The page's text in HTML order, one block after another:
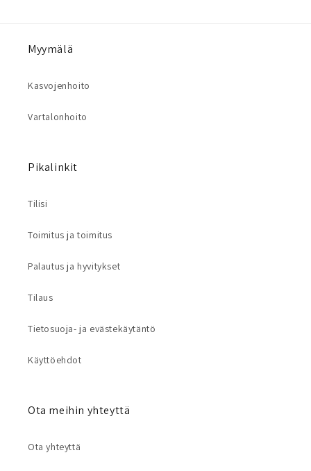
Myymälä
Kasvojenhoito
Vartalonhoito
Pikalinkit
Tilisi
Toimitus ja toimitus
Palautus ja hyvitykset
Tilaus
Tietosuoja- ja evästekäytäntö
Käyttöehdot
Ota meihin yhteyttä
Ota yhteyttä